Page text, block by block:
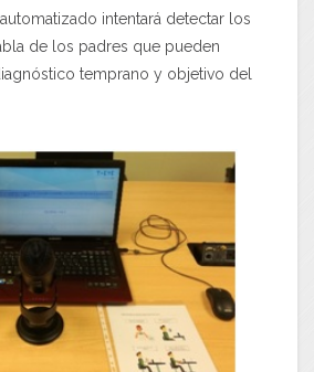
intentará detectar los
de los padres que pueden
temprano y objetivo del